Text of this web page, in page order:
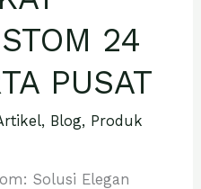
24
PUSAT
, Blog, Produk
Solusi Elegan